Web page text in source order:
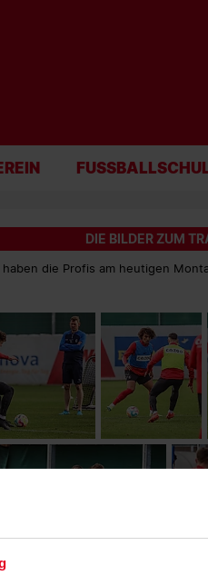
DIE BILDER ZUM
die Profis am heutigen